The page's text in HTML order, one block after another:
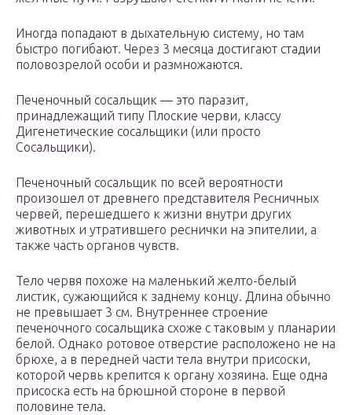
Иногда попадают в дыхательную систему, но там
быстро погибают. Через 3 месяца достигают стадии
половозрелой особи и размножаются.
Печеночный сосальщик — это паразит,
принадлежащий типу Плоские черви, классу
Дигенетические сосальщики (или просто
Сосальщики).
Печеночный сосальщик по всей вероятности
произошел от древнего представителя Ресничных
червей, перешедшего к жизни внутри других
животных и утратившего реснички на эпителии, а
также часть органов чувств.
Тело червя похоже на маленький желто-белый
листик, сужающийся к заднему концу. Длина обычно
не превышает 3 см. Внутреннее строение
печеночного сосальщика схоже с таковым у планарии
белой. Однако ротовое отверстие расположено не на
брюхе, а в передней части тела внутри присоски,
которой червь крепится к органу хозяина. Еще одна
присоска есть на брюшной стороне в первой
половине тела.